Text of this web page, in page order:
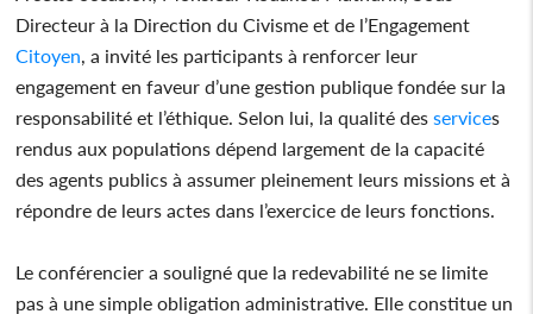
Directeur à la Direction du Civisme et de l’Engagement
Citoyen , a invité les participants à renforcer leur
engagement en faveur d’une gestion publique fondée sur la
responsabilité et l’éthique. Selon lui, la qualité desservices
rendus aux populations dépend largement de la capacité
des agents publics à assumer pleinement leurs missions et à
répondre de leurs actes dans l’exercice de leurs fonctions.
Le conférencier a souligné que la redevabilité ne se limite
pas à une simple obligation administrative. Elle constitue un